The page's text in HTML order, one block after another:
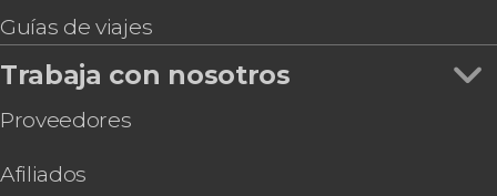
Guías de viajes
Trabaja con nosotros
Proveedores
Afiliados